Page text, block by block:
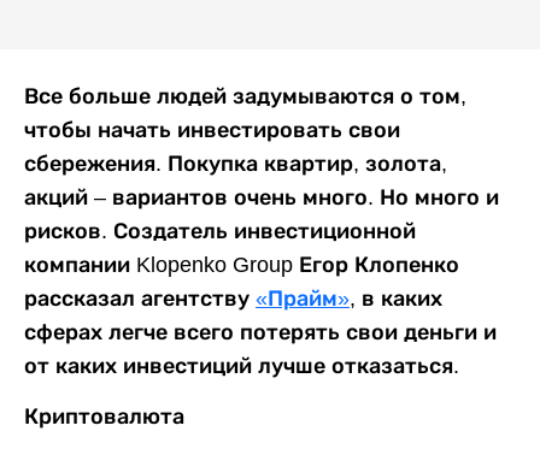
Все больше людей задумываются о том,
чтобы начать инвестировать свои
сбережения. Покупка квартир, золота,
акций – вариантов очень много. Но много и
рисков. Создатель инвестиционной
компании Klopenko Group Егор Клопенко
рассказал агентству «Прайм», в каких
сферах легче всего потерять свои деньги и
от каких инвестиций лучше отказаться.
Криптовалюта